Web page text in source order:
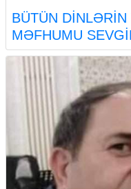
BÜTÜN
MƏFHUMU